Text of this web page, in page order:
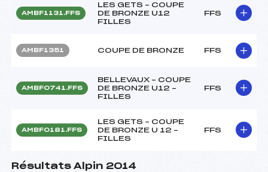
AMBF1131.FFS
LES GETS – COUPE
DE BRONZE U12
FILLES
FFS
AMBF1351 COUPE DE BRONZE FFS
AMBF0741.FFS
BELLEVAUX – COUPE
DE BRONZE U12 –
FILLES
FFS
AMBF0181.FFS
LES GETS – COUPE
DE BRONZE U 12 –
FILLES
FFS
Résultats Alpin 2014